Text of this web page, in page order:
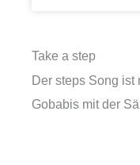
Take a step
Der steps Song ist
Gobabis mit der